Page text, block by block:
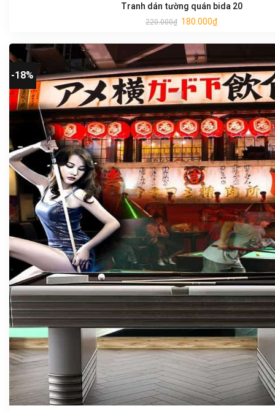
Tranh dán tường quán bida 20
220.000₫ 180.000₫
-18%